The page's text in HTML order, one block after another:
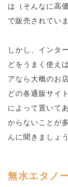
は（そんなに高
で販売されていま
しかし、インタ
どをうまく使え
アなら大概のお
どの各通販サイ
によって置いて
からないことが
んに聞きましょう
無水エタノ